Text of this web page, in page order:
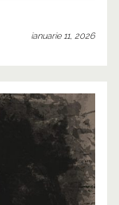
ianuarie 11, 2026